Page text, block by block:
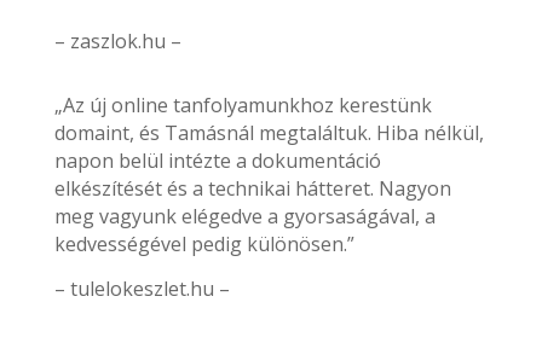
– zaszlok.hu –
„Az új online tanfolyamunkhoz kerestünk
domaint, és Tamásnál megtaláltuk. Hiba nélkül,
napon belül intézte a dokumentáció
elkészítését és a technikai hátteret. Nagyon
meg vagyunk elégedve a gyorsaságával, a
kedvességével pedig különösen.”
– tulelokeszlet.hu –